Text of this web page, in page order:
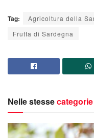
Tag: Agricoltura della
Frutta di Sardegna
Nelle stessecategorie